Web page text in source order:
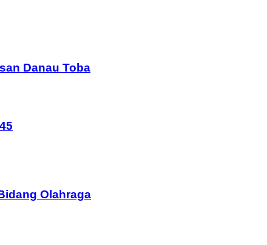
Danau Toba
Olahraga